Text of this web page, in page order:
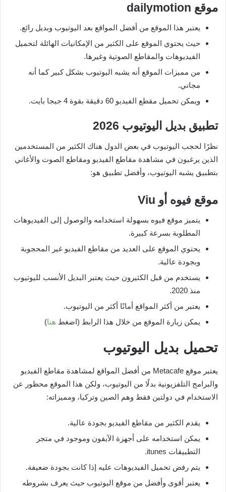
موقع dailymotion
يعتبر هذا الموقع من أفضل المواقع بعد اليوتيوب وبديل رائع.
حيث يحتوي الموقع على الكثير من الإمكانيات الهائلة لتحميل
الفيديوهات والمقاطع الصوتية وغيرها.
من مميزات الموقع أنه يشبه اليوتيوب بشكل كبير كما أنه
مجاني.
ويمكن تحميل مقطع الفيديو 60 دقيقة بقوة 4 جيجا بايت.
تطبيق بديل اليوتيوب 2026
نظرًا لحجب اليوتيوب في بعض الدول هناك الكثير من المستخدمين
الذين يرغبون في مشاهدة مقاطع الفيديو ومقاطع الصوت والأغاني
بتطبيق يشبه اليوتيوب، وأفضل تطبيق هو:
موقع فيوه أو Viu
يتميز موقع فيوه بسهولة استخدامه والوصول إلى الفيديوهات
المطلوبة بسرعة كبيرة.
يحتوي الموقع على العديد من مقاطع الفيديو غير المحجوبة
وبجودة عالية.
يستخدم من قبل الكثيرون حيث يعتبر البديل الأنسب لليوتيوب
منذ 2020.
يعتبر من أكثر المواقع أمانًا أكثر من اليوتيوب.
يمكن زيارة الموقع من خلال هذا الرابط (اضغط هنا)
تحميل بديل اليوتيوب
يعتبر موقع Metacafe من أفضل المواقع لمشاهدة مقاطع الفيديو
والبرامج التلفزيونية بدلًا من اليوتيوب، ولكن هذا الموقع محظور عن
الاستخدام في دولتين فقط وهم الصين وتركيا، ومميزاته:
يقدم الكثير من مقاطع الفيديو بجودة عالية.
يمكن استخدامه على أجهزة الآيفون وموجود في متجر
التطبيقات itunes.
يتم رفض تحميل الفيديوهات عليه إذا كانت بجودة ضعيفة.
يعتبر أقوى وأفضل من موقع اليوتيوب حيث يعرف بشروطه